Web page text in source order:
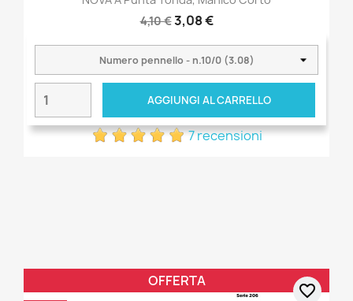
4,10 €3,08 €
AGGIUNGI AL CARRELLO
7 recensioni
OFFERTA
favorite_border